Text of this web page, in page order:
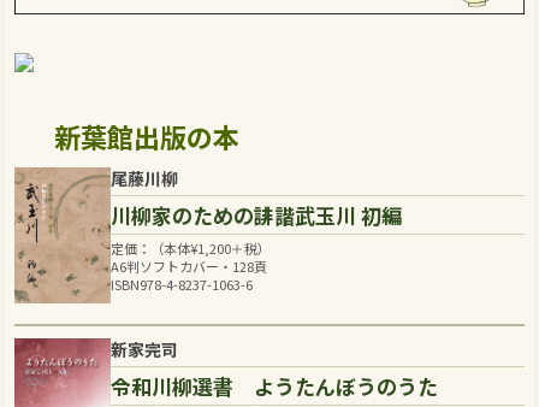
新葉館出版の本
尾藤川柳
川柳家のための誹諧武玉川 初編
定価：（本体¥1,200＋税）
A6判ソフトカバー・128頁
ISBN978-4-8237-1063-6
新家完司
令和川柳選書 ようたんぼうのうた